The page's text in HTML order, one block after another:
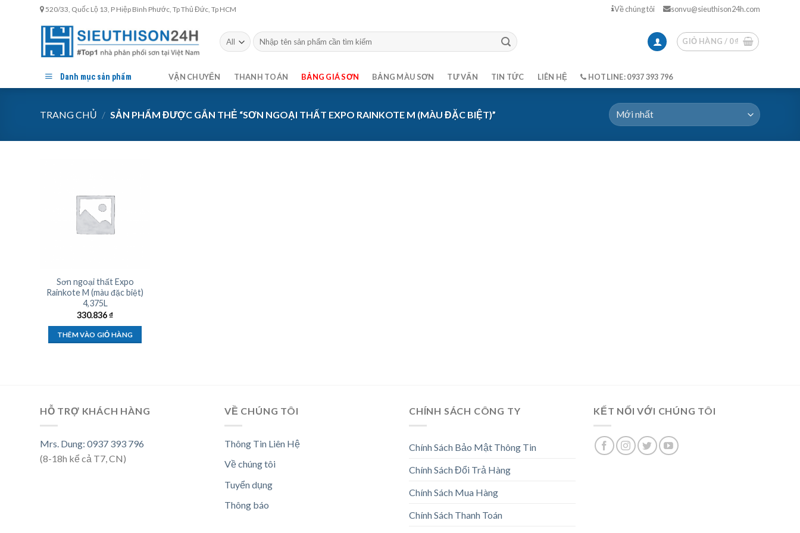
520/33, Quốc Lộ 13, P Hiệp Bình Phước, Tp Thủ Đức, Tp HCM Về chúng tôi sonvu@sieuthison24h.com
Tìm
kiếm:
GIỎ HÀNG / 0₫
Danh mục sản phẩm VẬN CHUYỂN THANH TOÁN BẢNG GIÁ SƠN BẢNG MÀU SƠN TƯ VẤN TIN TỨC LIÊN HỆ HOTLINE: 0937 393 796
TRANG CHỦ / SẢN PHẨM ĐƯỢC GẮN THẺ “SƠN NGOẠI THẤT EXPO RAINKOTE M (MÀU ĐẶC BIỆT)”
Sơn ngoại thất Expo
Rainkote M (màu đặc biệt)
4,375L
330.836₫
THÊM VÀO GIỎ HÀNG
HỖ TRỢ KHÁCH HÀNG
Mrs. Dung: 0937 393 796
(8-18h kể cả T7, CN)
VỀ CHÚNG TÔI
Thông Tin Liên Hệ
Về chúng tôi
Tuyển dụng
Thông báo
CHÍNH SÁCH CÔNG TY
Chính Sách Bảo Mật Thông Tin
Chính Sách Đổi Trả Hàng
Chính Sách Mua Hàng
Chính Sách Thanh Toán
KẾT NỐI VỚI CHÚNG TÔI